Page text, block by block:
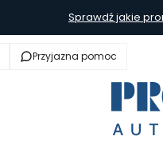
Sprawdź jakie
Przyjazna pomoc